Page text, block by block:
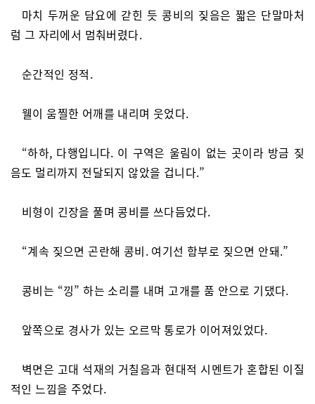
마치 두꺼운 담요에 갇힌 듯 콩비의 짖음은 짧은 단말마처
럼 그 자리에서 멈춰버렸다.
순간적인 정적.
웰이 움찔한 어깨를 내리며 웃었다.
“하하, 다행입니다. 이 구역은 울림이 없는 곳이라 방금 짖
음도 멀리까지 전달되지 않았을 겁니다.”
비형이 긴장을 풀며 콩비를 쓰다듬었다.
“계속 짖으면 곤란해 콩비. 여기선 함부로 짖으면 안돼.”
콩비는 “낑” 하는 소리를 내며 고개를 품 안으로 기댔다.
앞쪽으로 경사가 있는 오르막 통로가 이어져있었다.
벽면은 고대 석재의 거칠음과 현대적 시멘트가 혼합된 이질
적인 느낌을 주었다.